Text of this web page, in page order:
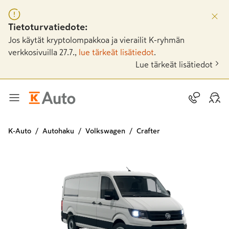
Tietoturvatiedote:
Jos käytät kryptolompakkoa ja vierailit K-ryhmän
verkkosivuilla 27.7.,
lue tärkeät lisätiedot
Lue tärkeät lisätiedot
K-Auto Autohaku Volkswagen Crafter